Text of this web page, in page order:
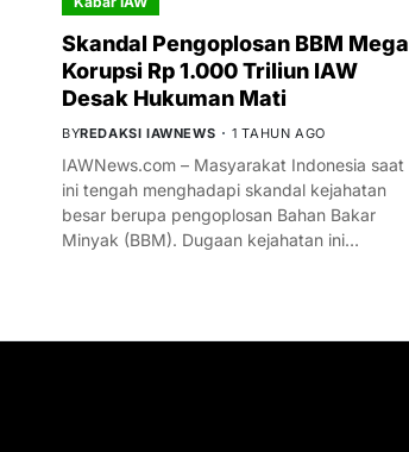
Skandal Pengoplosan BBM Mega
Korupsi Rp 1.000 Triliun IAW
Desak Hukuman Mati
BYREDAKSI IAWNEWS 1 TAHUN AGO
IAWNews.com – Masyarakat Indonesia saat
ini tengah menghadapi skandal kejahatan
besar berupa pengoplosan Bahan Bakar
Minyak (BBM). Dugaan kejahatan ini…